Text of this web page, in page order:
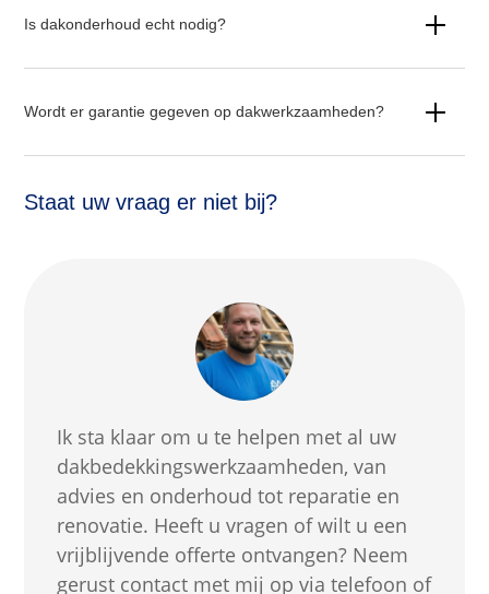
Is dakonderhoud echt nodig?
Wordt er garantie gegeven op dakwerkzaamheden?
Staat uw vraag er niet bij?
Ik sta klaar om u te helpen met al uw
dakbedekkingswerkzaamheden, van
advies en onderhoud tot reparatie en
renovatie. Heeft u vragen of wilt u een
vrijblijvende offerte ontvangen? Neem
gerust contact met mij op via telefoon of